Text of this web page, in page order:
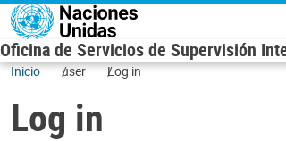
Skip to main content
Oficina de Servicios de Supervisión
Inicio user Log in
Log in